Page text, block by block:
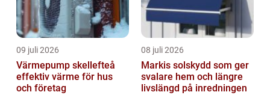
09 juli 2026
Värmepump skellefteå
effektiv värme för hus
och företag
08 juli 2026
Markis solskydd som ger
svalare hem och längre
livslängd på inredningen